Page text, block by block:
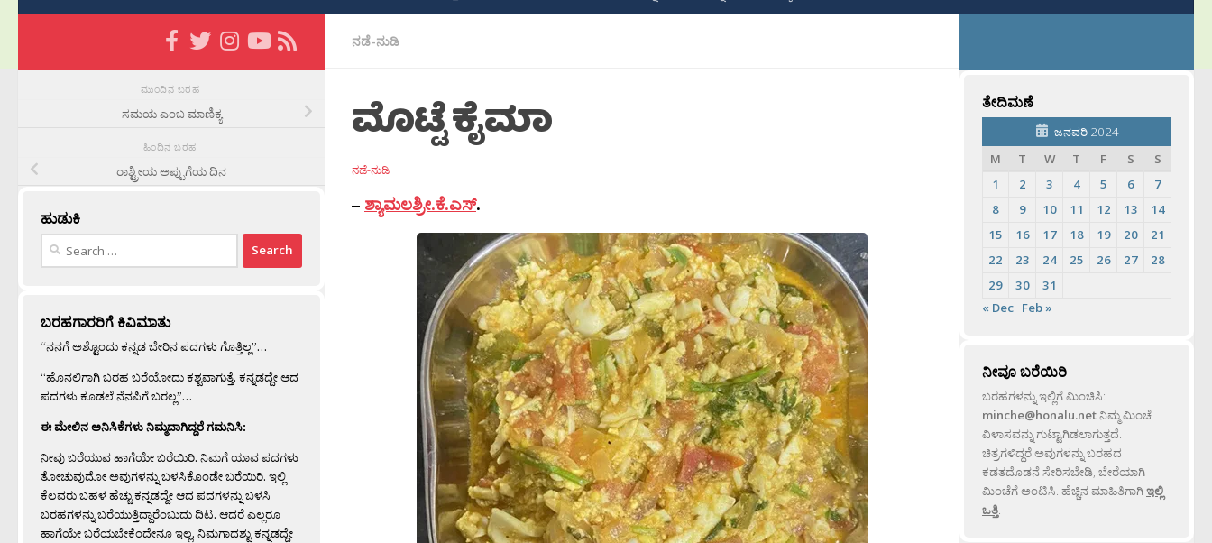
ನಡೆ-ನುಡಿ
ಮೊಟ್ಟೆ ಕೈಮಾ
ನಡೆ-ನುಡಿ
– ಶ್ಯಾಮಲಶ್ರೀ.ಕೆ.ಎಸ್.
ಮುಂದಿನ ಬರಹ
ಸಮಯ ಎಂಬ ಮಾಣಿಕ್ಯ
ಹಿಂದಿನ ಬರಹ
ರಾಶ್ಟ್ರೀಯ ಅಪ್ಪುಗೆಯ ದಿನ
ಹುಡುಕಿ
Search
ಬರಹಗಾರರಿಗೆ ಕಿವಿಮಾತು
“ನನಗೆ ಅಶ್ಟೊಂದು ಕನ್ನಡ ಬೇರಿನ ಪದಗಳು ಗೊತ್ತಿಲ್ಲ”…
“ಹೊನಲಿಗಾಗಿ ಬರಹ ಬರೆಯೋದು ಕಶ್ಟವಾಗುತ್ತೆ. ಕನ್ನಡದ್ದೇ ಆದ
ಪದಗಳು ಕೂಡಲೆ ನೆನಪಿಗೆ ಬರಲ್ಲ”…
ಈ ಮೇಲಿನ ಅನಿಸಿಕೆಗಳು ನಿಮ್ಮದಾಗಿದ್ದರೆ ಗಮನಿಸಿ:
ನೀವು ಬರೆಯುವ ಹಾಗೆಯೇ ಬರೆಯಿರಿ. ನಿಮಗೆ ಯಾವ ಪದಗಳು
ತೋಚುವುದೋ ಅವುಗಳನ್ನು ಬಳಸಿಕೊಂಡೇ ಬರೆಯಿರಿ. ಇಲ್ಲಿ
ಕೆಲವರು ಬಹಳ ಹೆಚ್ಚು ಕನ್ನಡದ್ದೇ ಆದ ಪದಗಳನ್ನು ಬಳಸಿ
ಬರಹಗಳನ್ನು ಬರೆಯುತ್ತಿದ್ದಾರೆಂಬುದು ದಿಟ. ಆದರೆ ಎಲ್ಲರೂ
ಹಾಗೆಯೇ ಬರೆಯಬೇಕೆಂದೇನೂ ಇಲ್ಲ. ನಿಮಗಾದಶ್ಟು ಕನ್ನಡದ್ದೇ
ತೇದಿಮಣೆ
ಜನವರಿ 2024
M
T W T F S
S
1
2 3 4 5 6
7
8
9 10 11 12 13
14
15
16 17 18 19 20
21
22
23 24 25 26 27
28
29
30
31
« Dec Feb »
ನೀವೂ ಬರೆಯಿರಿ
ಬರಹಗಳನ್ನು ಇಲ್ಲಿಗೆ ಮಿಂಚಿಸಿ:
minche@honalu.netನಿಮ್ಮ ಮಿಂಚೆ
ವಿಳಾಸವನ್ನು ಗುಟ್ಟಾಗಿಡಲಾಗುತ್ತದೆ.
ಚಿತ್ರಗಳಿದ್ದರೆ ಅವುಗಳನ್ನು ಬರಹದ
ಕಡತದೊಡನೆ ಸೇರಿಸಬೇಡಿ, ಬೇರೆಯಾಗಿ
ಮಿಂಚೆಗೆ ಅಂಟಿಸಿ. ಹೆಚ್ಚಿನ ಮಾಹಿತಿಗಾಗಿಇಲ್ಲಿ
ಒತ್ತಿ.